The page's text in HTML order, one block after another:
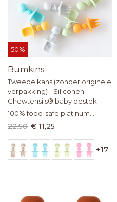
50%
Bumkins
Tweede kans (zonder originele
verpakking) - Siliconen
Chewtensils® baby bestek
100% food-safe platinum
silicone
22.50 € 11,25
+17